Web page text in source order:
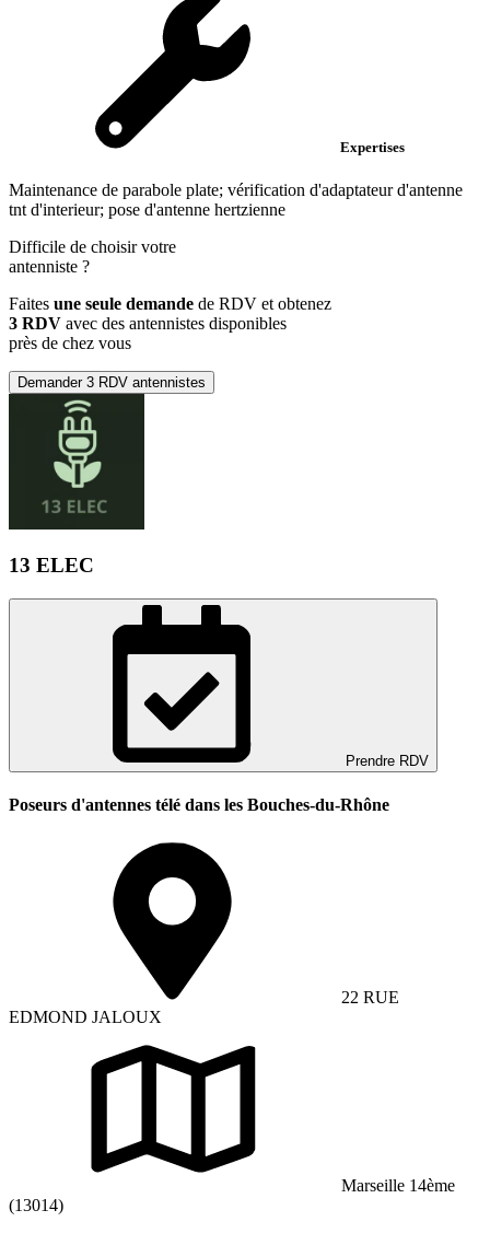
Expertises
Maintenance de parabole plate; vérification d'adaptateur d'antenne
tnt d'interieur; pose d'antenne hertzienne
Difficile de choisir votre
antenniste ?
Faites une seule demande de RDV et obtenez
3 RDV avec des antennistes disponibles
près de chez vous
Demander 3 RDV antennistes
13 ELEC
Prendre RDV
Poseurs d'antennes télé dans les Bouches-du-Rhône
22 RUE
EDMOND JALOUX
Marseille 14ème
(13014)